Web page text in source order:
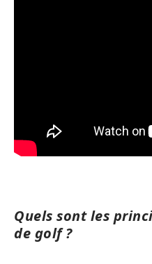
Quels sont les
de golf ?